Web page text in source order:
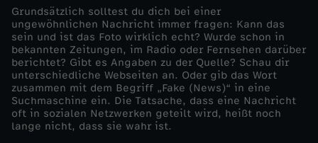
Grundsätzlich solltest du dich bei einer
ungewöhnlichen Nachricht immer fragen: Kann das
sein und ist das Foto wirklich echt? Wurde schon in
bekannten Zeitungen, im Radio oder Fernsehen darüber
berichtet? Gibt es Angaben zu der Quelle? Schau dir
unterschiedliche Webseiten an. Oder gib das Wort
zusammen mit dem Begriff „Fake (News)“ in eine
Suchmaschine ein. Die Tatsache, dass eine Nachricht
oft in sozialen Netzwerken geteilt wird, heißt noch
lange nicht, dass sie wahr ist.